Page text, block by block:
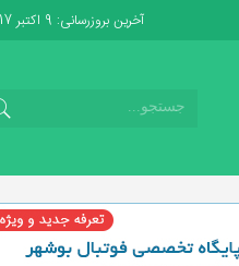
آخرین بروزرسانی: 9 اکتبر 2017